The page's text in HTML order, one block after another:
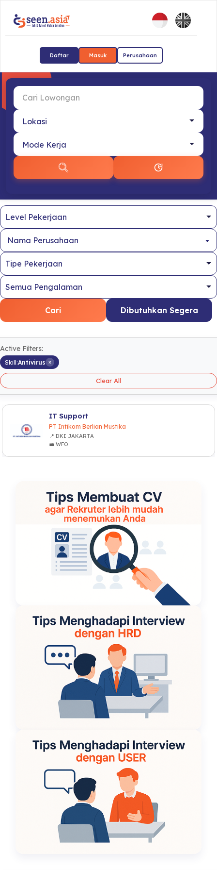
Daftar Masuk Perusahaan
Nama Perusahaan
Cari Dibutuhkan Segera
Active Filters:
Skill:Antivirus ×
Clear All
IT Support
PT Intikom Berlian Mustika
📍 DKI JAKARTA
💼 WFO